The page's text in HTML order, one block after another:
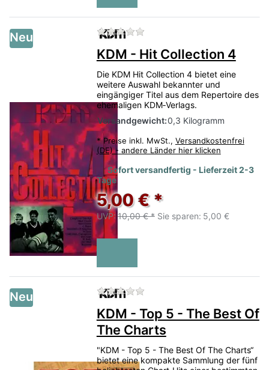
Neu Zu diesem Produkt liegen
KDM - Hit Collection 4
Die KDM Hit Collection 4 bietet eine
weitere Auswahl bekannter und
eingängiger Titel aus dem Repertoire des
ehemaligen KDM‑Verlags.
Versandgewicht:0,3 Kilogramm
* Preise inkl. MwSt., Versandkostenfrei
(DE) - andere Länder hier klicken
Sofort versandfertig - Lieferzeit 2-3
Tage
5,00 € *
UVP: 10,00 € * Sie sparen: 5,00 €
Neu Zu diesem Produkt liegen
KDM - Top 5 - The Best Of
The Charts
"KDM - Top 5 - The Best Of The Charts“
bietet eine kompakte Sammlung der fünf